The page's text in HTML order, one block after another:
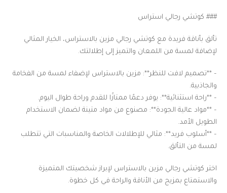
### كوتشي رجالي استراس
تألق بأناقة فريدة مع كوتشي رجالي مزين بالاستراس، الخيار المثالي
لإضافة لمسة من اللمعان والتميز إلى إطلالتك.
– **تصميم لافت للنظر**: مزين بالاستراس لإضفاء لمسة من الفخامة
والجاذبية.
– **راحة استثنائية**: يوفر دعمًا ممتازًا للقدم وراحة طوال اليوم.
– **مواد عالية الجودة**: مصنوع من مواد متينة لضمان الاستخدام
الطويل الأمد.
– **أسلوب فريد**: مثالي للإطلالات الخاصة والمناسبات التي تتطلب
لمسة من التألق.
اختر كوتشي رجالي مزين بالاستراس لإبراز شخصيتك المتميزة
والاستمتاع بمزيج من الأناقة والراحة في كل خطوة.